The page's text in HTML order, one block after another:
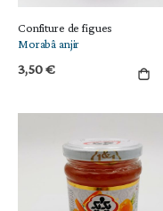
Confiture de figues
Morabâ anjir
3,50 €